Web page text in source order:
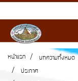
หน้าแรก บทความทั้งหมด
ประกาศ